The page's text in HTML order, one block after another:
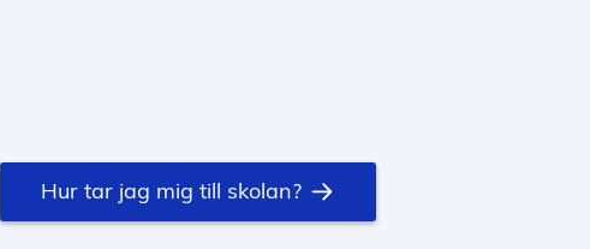
Hur tar jag mig till skolan?